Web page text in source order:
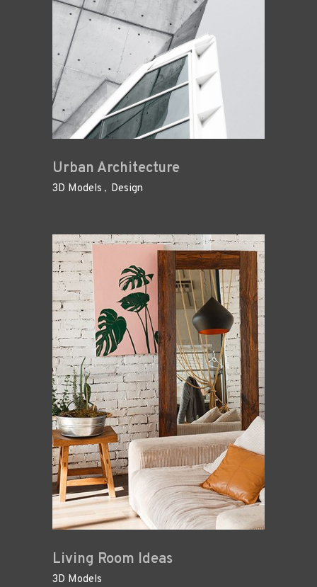
Urban Architecture
3D Models Design
Living Room Ideas
3D Models